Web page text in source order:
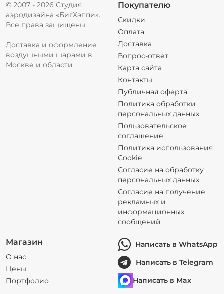
© 2007 - 2026 Студия
аэродизайна «БигХэппи».
Все права защищены.
Доставка и оформление
воздушными шарами в
Москве и области
Покупателю
Скидки
Оплата
Доставка
Вопрос-ответ
Карта сайта
Контакты
Публичная оферта
Политика обработки
персональных данных
Пользовательское
соглашение
Политика использования
Cookie
Согласие на обработку
персональных данных
Согласие на получение
рекламных и
информационных
сообщений
Магазин
О нас
Цены
Портфолио
Написать в WhatsApp
Написать в Telegram
Написать в Max